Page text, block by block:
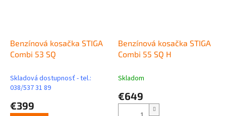
Benzínová kosačka STIGA
Combi 53 SQ
Skladová dostupnosť - tel.:
038/537 31 89
€399
Benzínová kosačka STIGA
Combi 55 SQ H
Skladom
€649